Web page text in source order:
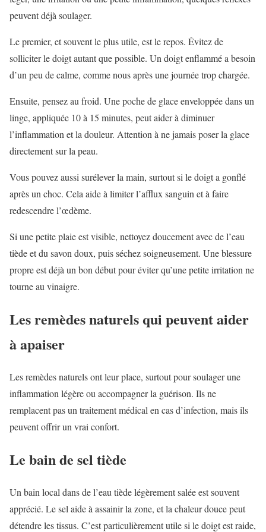
peuvent déjà soulager.
Le premier, et souvent le plus utile, est le repos. Évitez de
solliciter le doigt autant que possible. Un doigt enflammé a besoin
d’un peu de calme, comme nous après une journée trop chargée.
Ensuite, pensez au froid. Une poche de glace enveloppée dans un
linge, appliquée 10 à 15 minutes, peut aider à diminuer
l’inflammation et la douleur. Attention à ne jamais poser la glace
directement sur la peau.
Vous pouvez aussi surélever la main, surtout si le doigt a gonflé
après un choc. Cela aide à limiter l’afflux sanguin et à faire
redescendre l’œdème.
Si une petite plaie est visible, nettoyez doucement avec de l’eau
tiède et du savon doux, puis séchez soigneusement. Une blessure
propre est déjà un bon début pour éviter qu’une petite irritation ne
tourne au vinaigre.
Les remèdes naturels qui peuvent aider
à apaiser
Les remèdes naturels ont leur place, surtout pour soulager une
inflammation légère ou accompagner la guérison. Ils ne
remplacent pas un traitement médical en cas d’infection, mais ils
peuvent offrir un vrai confort.
Le bain de sel tiède
Un bain local dans de l’eau tiède légèrement salée est souvent
apprécié. Le sel aide à assainir la zone, et la chaleur douce peut
détendre les tissus. C’est particulièrement utile si le doigt est raide,